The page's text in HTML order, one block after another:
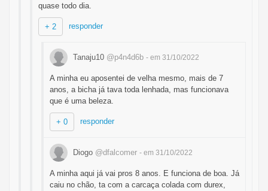
quase todo dia.
+ 2 responder
Tanaju10 @p4n4d6b - em 31/10/2022
A minha eu aposentei de velha mesmo, mais de 7
anos, a bicha já tava toda lenhada, mas funcionava
que é uma beleza.
+ 0 responder
Diogo @dfalcomer - em 31/10/2022
A minha aqui já vai pros 8 anos. E funciona de boa. Já
caiu no chão, ta com a carcaça colada com durex,